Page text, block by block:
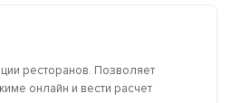
ресторанов. Позволяет
онлайн и вести расчет